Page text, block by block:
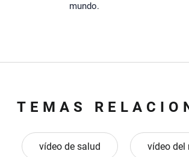
mundo.
TEMAS
vídeo de salud vídeo del